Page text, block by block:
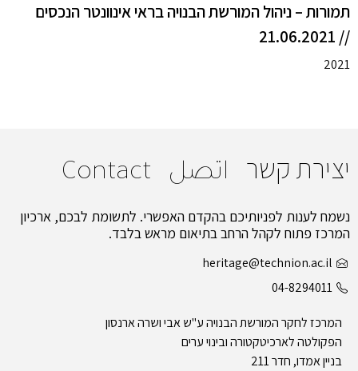
תמורות – ניהול המורשת הבנויה בראי אינוונטר הנכסים
// 21.06.2021
2021
יצירת קשר اتصل Contact
נשמח לענות לפניותיכם בהקדם האפשרי. לתשומת לבכם, ארכיון
המרכז פתוח לקהל הרחב בתיאום מראש בלבד.
heritage@technion.ac.il
04-8294011
המרכז לחקר המורשת הבנויה ע"ש אבי ושרה ארנסון
הפקולטה לארכיטקטורה ובינוי ערים
בניין אמדו, חדר 211